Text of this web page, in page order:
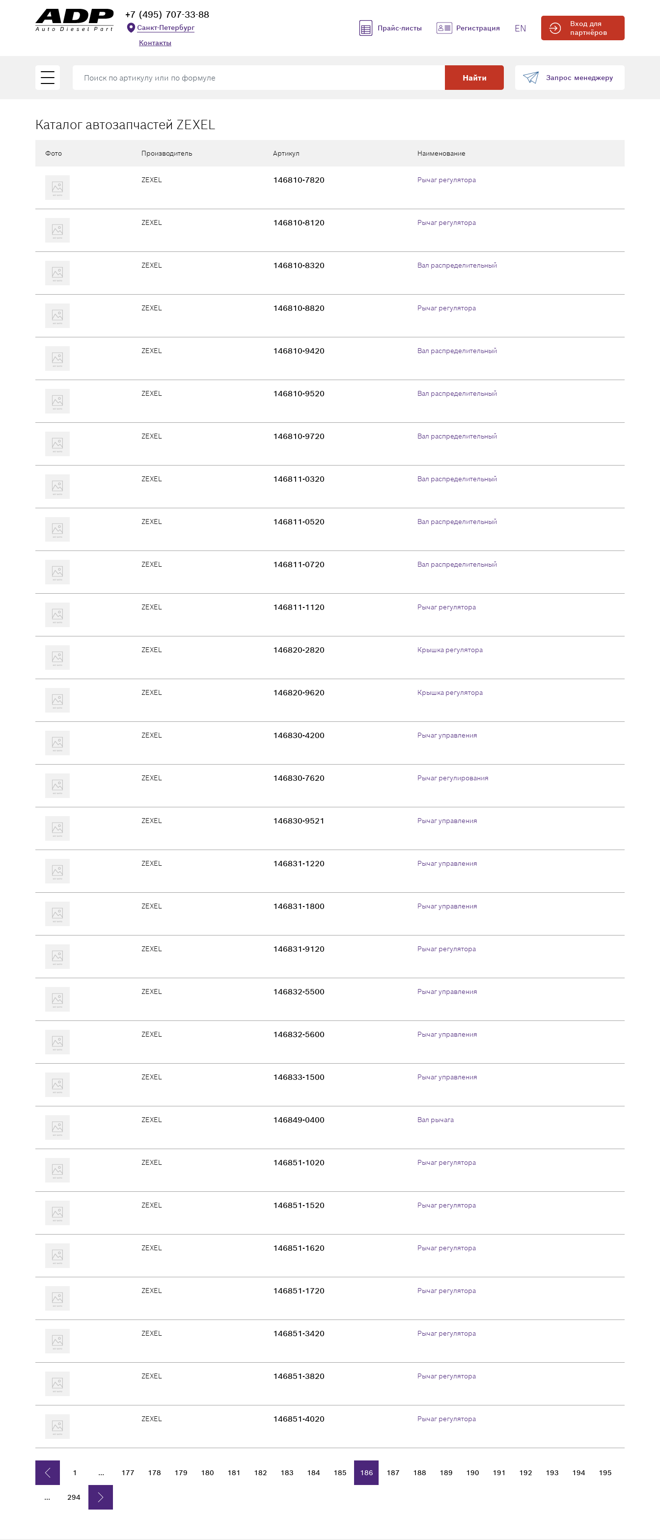
+7 (495) 707-33-88
Санкт-Петербург
Контакты
Прайс-листы Регистрация EN
Вход для
партнёров
Найти Запрос менеджеру
Каталог автозапчастей ZEXEL
Фото Производитель Артикул Наименование
ZEXEL 146810-7820 Рычаг регулятора
ZEXEL 146810-8120 Рычаг регулятора
ZEXEL 146810-8320 Вал распределительный
ZEXEL 146810-8820 Рычаг регулятора
ZEXEL 146810-9420 Вал распределительный
ZEXEL 146810-9520 Вал распределительный
ZEXEL 146810-9720 Вал распределительный
ZEXEL 146811-0320 Вал распределительный
ZEXEL 146811-0520 Вал распределительный
ZEXEL 146811-0720 Вал распределительный
ZEXEL 146811-1120 Рычаг регулятора
ZEXEL 146820-2820 Крышка регулятора
ZEXEL 146820-9620 Крышка регулятора
ZEXEL 146830-4200 Рычаг управления
ZEXEL 146830-7620 Рычаг регулирования
ZEXEL 146830-9521 Рычаг управления
ZEXEL 146831-1220 Рычаг управления
ZEXEL 146831-1800 Рычаг управления
ZEXEL 146831-9120 Рычаг регулятора
ZEXEL 146832-5500 Рычаг управления
ZEXEL 146832-5600 Рычаг управления
ZEXEL 146833-1500 Рычаг управления
ZEXEL 146849-0400 Вал рычага
ZEXEL 146851-1020 Рычаг регулятора
ZEXEL 146851-1520 Рычаг регулятора
ZEXEL 146851-1620 Рычаг регулятора
ZEXEL 146851-1720 Рычаг регулятора
ZEXEL 146851-3420 Рычаг регулятора
ZEXEL 146851-3820 Рычаг регулятора
ZEXEL 146851-4020 Рычаг регулятора
1 ... 177 178 179 180 181 182 183 184 185 186 187 188 189 190 191 192 193 194 195
... 294